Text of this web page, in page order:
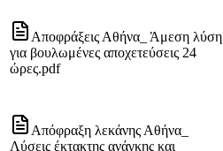
Αποφράξεις Αθήνα_ Άμεση λύση
για βουλωμένες αποχετεύσεις 24
ώρες.pdf
Απόφραξη λεκάνης Αθήνα_
Λύσεις έκτακτης ανάγκης και